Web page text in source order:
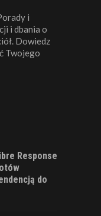
i
i dbania o
Dowiedz
Twojego
Response
do